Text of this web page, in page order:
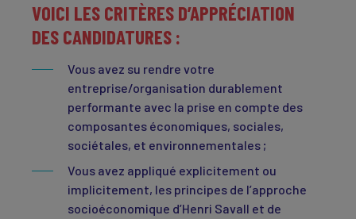
VOICI LES CRITÈRES D’APPRÉCIATION
DES CANDIDATURES :
Vous avez su rendre votre
entreprise/organisation durablement
performante avec la prise en compte des
composantes économiques, sociales,
sociétales, et environnementales ;
Vous avez appliqué explicitement ou
implicitement, les principes de l’approche
socioéconomique d’Henri Savall et de